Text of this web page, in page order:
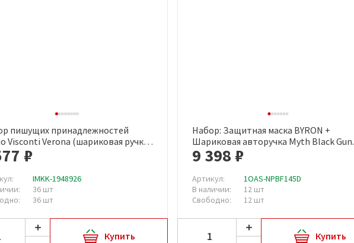
Быстрый просмотр
пишущих принадлежностей
Visconti Verona (шариковая ручка,
футляр, артикул производителя
0216)
₽
IMKK-1948926
36 шт
36 шт
Купить
Быстрый просмотр
Набор: Защитная маска BYRON +
Шариковая авторучка Myth Black Gun.
Cerruti 1881
9 398 ₽
Артикул:
1OAS-NPBF145D
В наличии:
12 шт
Свободно:
12 шт
Купить